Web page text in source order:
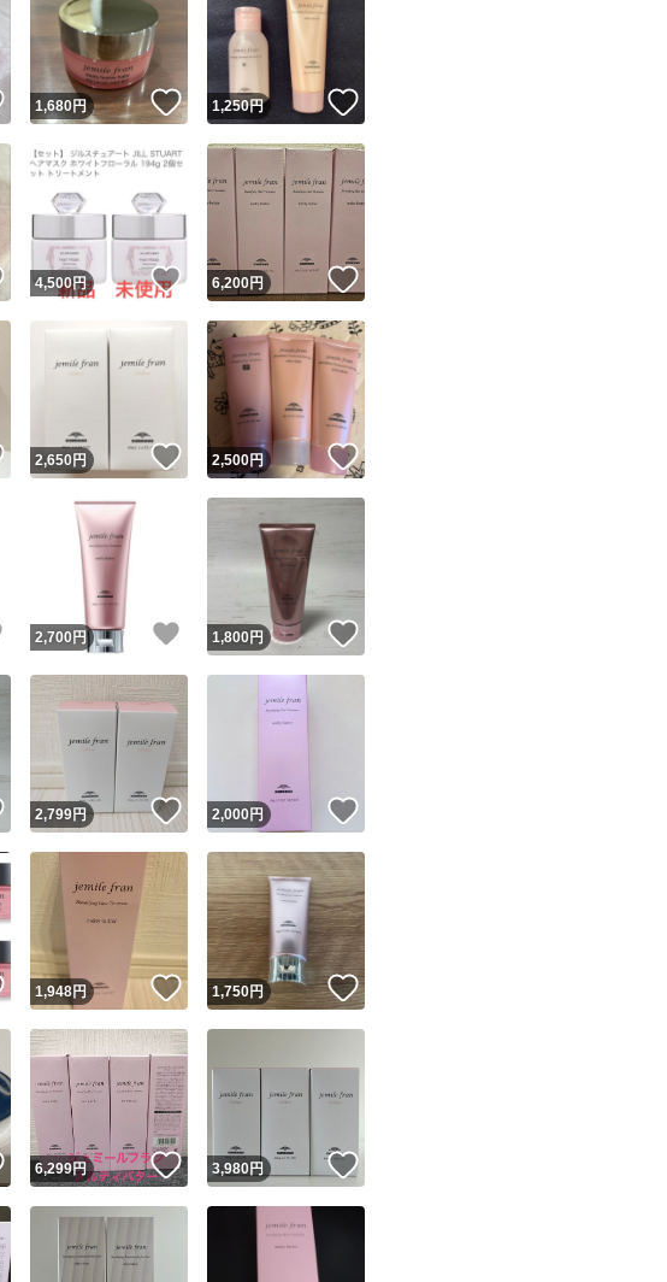
安心発送 このユーザーは設定した発送日数内に発送しています
いいね！
1,680円 いいね！
1,250円
いいね！
4,500円 いいね！
6,200円
いいね！
2,650円 いいね！
2,500円 いいね！
いいね！
2,700 円 いいね！
1,800円
いいね！
2,799円 いいね！
2,000円
いいね！
1,948円 いいね！
1,750円 いいね！
いいね！
6,299円 いいね！
3,980円